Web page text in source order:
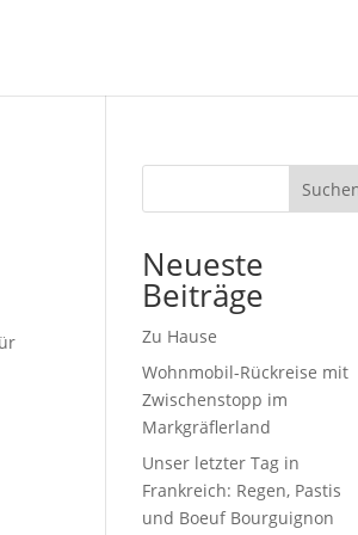
Neueste
Beiträge
Zu Hause
Wohnmobil-Rückreise mit
Zwischenstopp im
Markgräflerland
Unser letzter Tag in
Frankreich: Regen, Pastis
und Boeuf Bourguignon